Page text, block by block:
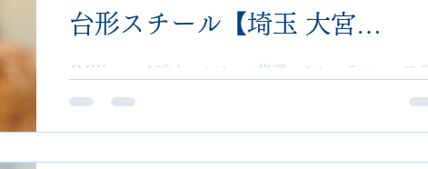
台形スチール【埼玉 大宮
VIVOshoesalon】
JMWeston 180オールソール修理。ミシュランハーフラ